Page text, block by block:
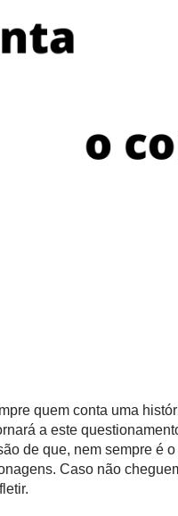
quem conta uma
a este
de que, nem sempre é
Caso não